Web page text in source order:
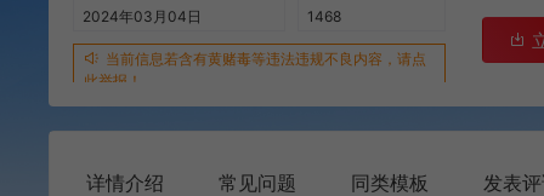
2024年03月04日
1468
当前信息若含有黄赌毒等违法违规不良内容，请点
此举报！
详情介绍 常见问题 同类模板 发表